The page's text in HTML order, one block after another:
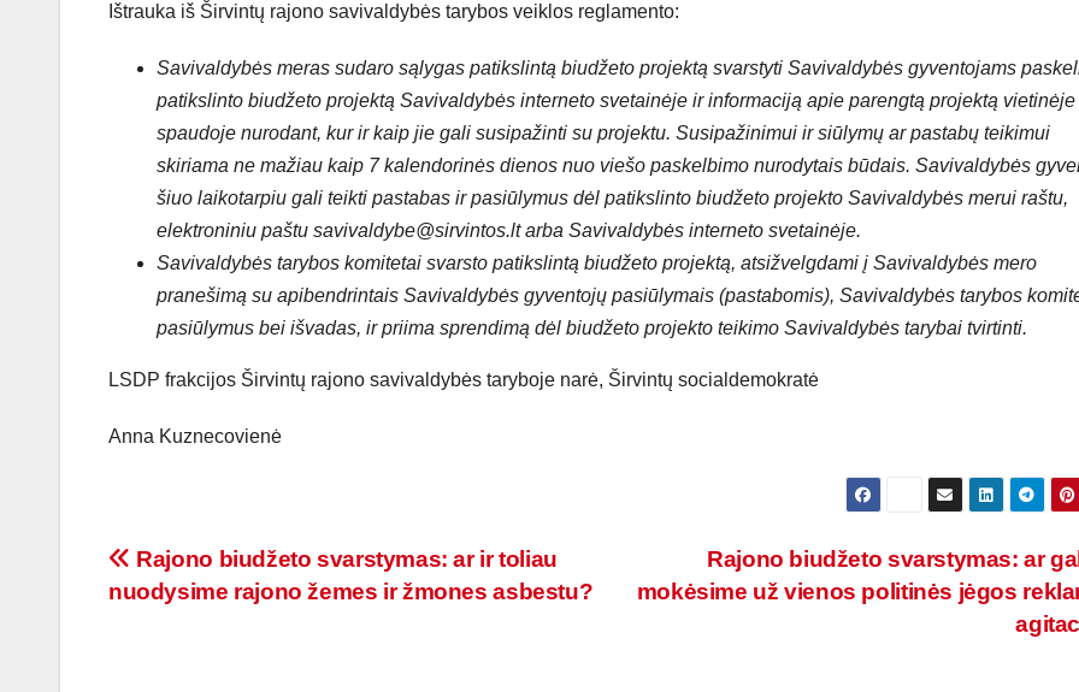
Ištrauka iš Širvintų rajono savivaldybės tarybos veiklos reglamento:
Savivaldybės meras sudaro sąlygas patikslintą biudžeto projektą svarstyti Savivaldybės gyventojams
patikslinto biudžeto projektą Savivaldybės interneto svetainėje ir informaciją apie parengtą projektą vietinėje
spaudoje nurodant, kur ir kaip jie gali susipažinti su projektu. Susipažinimui ir siūlymų ar pastabų teikimui
skiriama ne mažiau kaip 7 kalendorinės dienos nuo viešo paskelbimo nurodytais būdais. Savivaldybės
šiuo laikotarpiu gali teikti pastabas ir pasiūlymus dėl patikslinto biudžeto projekto Savivaldybės merui raštu,
elektroniniu paštu savivaldybe@sirvintos.lt arba Savivaldybės interneto svetainėje.
Savivaldybės tarybos komitetai svarsto patikslintą biudžeto projektą, atsižvelgdami į Savivaldybės mero
pranešimą su apibendrintais Savivaldybės gyventojų pasiūlymais (pastabomis), Savivaldybės tarybos
pasiūlymus bei išvadas, ir priima sprendimą dėl biudžeto projekto teikimo Savivaldybės tarybai tvirtinti.
LSDP frakcijos Širvintų rajono savivaldybės taryboje narė, Širvintų socialdemokratė
Anna Kuznecovienė
Rajono biudžeto svarstymas: ar
mokėsime už vienos politinės jėgos
Rajono biudžeto svarstymas: ar ir toliau
nuodysime rajono žemes ir žmones asbestu?